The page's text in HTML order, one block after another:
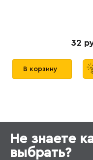
32
В корзину
Не знаете
выбрать?